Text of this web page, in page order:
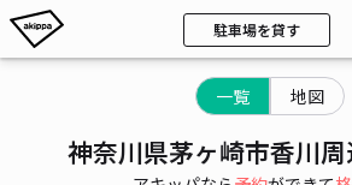
駐車場を貸す
一覧 地図
神奈川県茅ヶ崎市香川